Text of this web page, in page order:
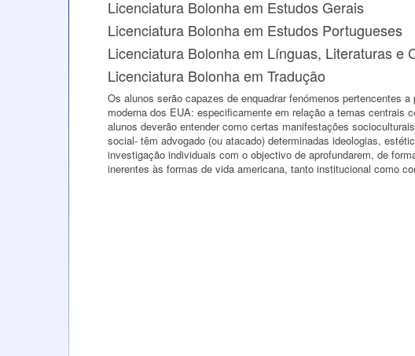
Licenciatura Bolonha em Estudos Gerais
Licenciatura Bolonha em Estudos Portugueses
Licenciatura Bolonha em Línguas, Literaturas e
Licenciatura Bolonha em Tradução
Os alunos serão capazes de enquadrar fenómenos pertencentes
moderna dos EUA: especificamente em relação a temas centrais
alunos deverão entender como certas manifestações
social- têm advogado (ou atacado) determinadas ideologias,
investigação individuais com o objectivo de aprofundarem, de
inerentes às formas de vida americana, tanto institucional como